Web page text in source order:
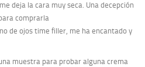
deja la cara muy seca. Una decepción
comprarla
de ojos time filler, me ha encantado y
muestra para probar alguna crema